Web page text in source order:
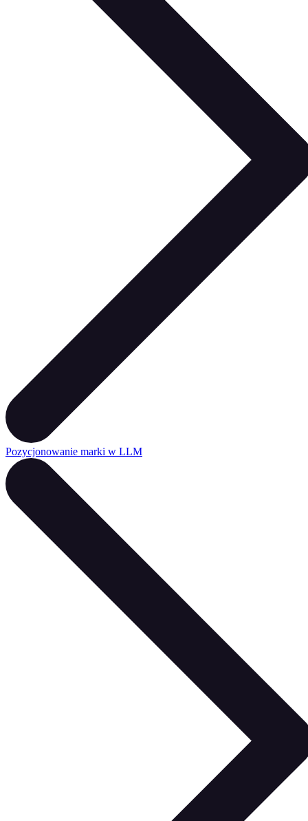
Pozycjonowanie marki w LLM